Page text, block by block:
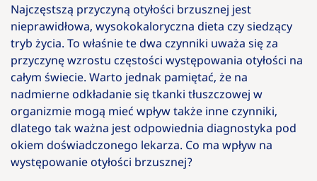
Najczęstszą przyczyną otyłości brzusznej jest
nieprawidłowa, wysokokaloryczna dieta czy siedzący
tryb życia. To właśnie te dwa czynniki uważa się za
przyczynę wzrostu częstości występowania otyłości na
całym świecie. Warto jednak pamiętać, że na
nadmierne odkładanie się tkanki tłuszczowej w
organizmie mogą mieć wpływ także inne czynniki,
dlatego tak ważna jest odpowiednia diagnostyka pod
okiem doświadczonego lekarza. Co ma wpływ na
występowanie otyłości brzusznej?